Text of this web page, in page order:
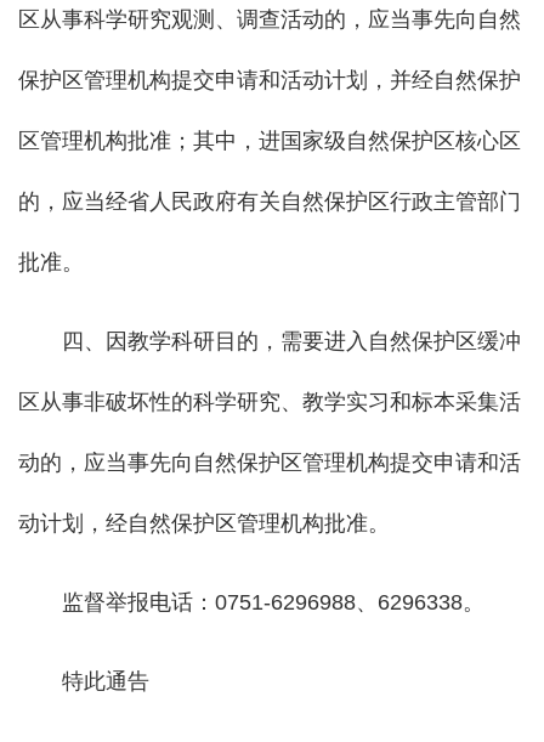
区从事科学研究观测、调查活动的，应当事先向自然
保护区管理机构提交申请和活动计划，并经自然保护
区管理机构批准；其中，进国家级自然保护区核心区
的，应当经省人民政府有关自然保护区行政主管部门
批准。
四、因教学科研目的，需要进入自然保护区缓冲
区从事非破坏性的科学研究、教学实习和标本采集活
动的，应当事先向自然保护区管理机构提交申请和活
动计划，经自然保护区管理机构批准。
监督举报电话：0751-6296988、6296338。
特此通告